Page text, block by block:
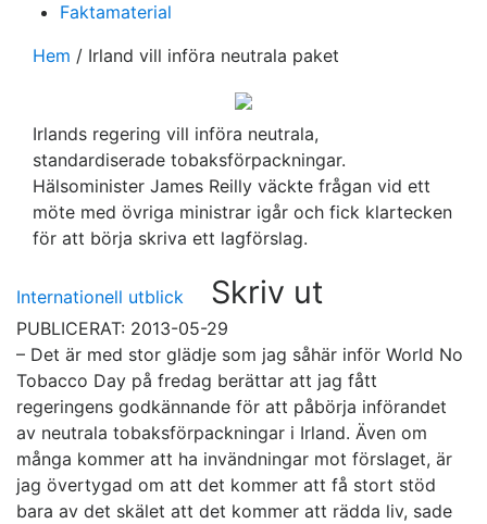
Faktamaterial
Hem / Irland vill införa neutrala paket
Irlands regering vill införa neutrala,
standardiserade tobaksförpackningar.
Hälsominister James Reilly väckte frågan vid ett
möte med övriga ministrar igår och fick klartecken
för att börja skriva ett lagförslag.
Internationell utblick Skriv ut
PUBLICERAT: 2013-05-29
– Det är med stor glädje som jag såhär inför World No
Tobacco Day på fredag berättar att jag fått
regeringens godkännande för att påbörja införandet
av neutrala tobaksförpackningar i Irland. Även om
många kommer att ha invändningar mot förslaget, är
jag övertygad om att det kommer att få stort stöd
bara av det skälet att det kommer att rädda liv, sade